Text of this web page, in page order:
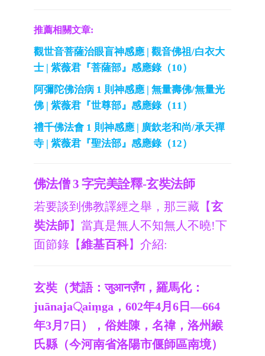
推薦相關文章:
觀世音菩薩治眼盲神感應 | 觀音佛祖/白衣大
士 | 紫薇君『菩薩部』感應錄（10）
阿彌陀佛治病 1 則神感應 | 無量壽佛/無量光
佛 | 紫薇君『世尊部』感應錄（11）
禮千佛法會 1 則神感應 | 廣欽老和尚/承天禪
寺 | 紫薇君『聖法部』感應錄（12）
佛法僧 3 字完美詮釋-玄奘法師
若要談到佛教譯經之舉，那三藏【玄
奘法師】當真是無人不知無人不曉!下
面節錄【維基百科】介紹:
玄奘（梵語：जुआनज़ैंग，羅馬化：
juānaja़्aiṃga，602年4月6日—664
年3月7日），俗姓陳，名禕，洛州緱
氏縣（今河南省洛陽市偃師區南境）